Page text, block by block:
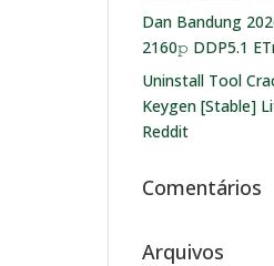
Dan Bandung
2160𝚙 DDP5.1
Uninstall Tool
Keygen [Stable]
Reddit
Comentários
Arquivos